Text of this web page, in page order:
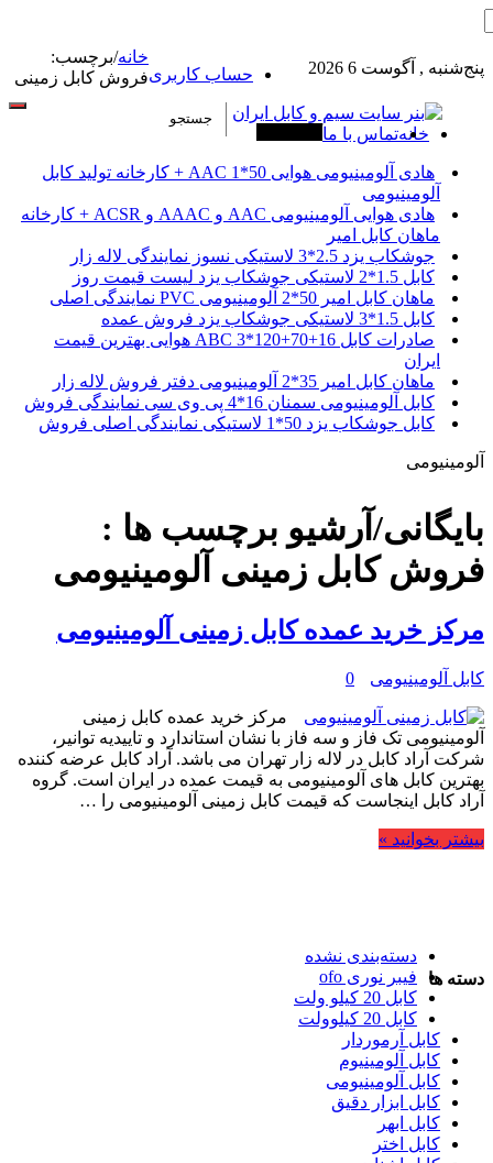
پنج‌شنبه , آگوست 6 2026 حساب کاربری
خانهتماس با ما
هادی آلومینیومی هوایی 50*1 AAC + کارخانه تولید کابل
آلومینیومی
هادی هوایی آلومینیومی AAC و AAAC و ACSR + کارخانه
ماهان کابل امیر
جوشکاب یزد 2.5*3 لاستیکی نسوز نمایندگی لاله زار
کابل 1.5*2 لاستیکی جوشکاب یزد لیست قیمت روز
ماهان کابل امیر 50*2 آلومینیومی PVC نمایندگی اصلی
کابل 1.5*3 لاستیکی جوشکاب یزد فروش عمده
صادرات کابل 16+70+120*3 ABC هوایی بهترین قیمت
ایران
ماهان کابل امیر 35*2 آلومینیومی دفتر فروش لاله زار
کابل آلومینیومی سمنان 16*4 پی وی سی نمایندگی فروش
کابل جوشکاب یزد 50*1 لاستیکی نمایندگی اصلی فروش
خانه/برچسب:
فروش کابل زمینی
آلومینیومی
بایگانی/آرشیو برچسب ها :
فروش کابل زمینی آلومینیومی
مرکز خرید عمده کابل زمینی آلومینیومی
کابل آلومینیومی 0
مرکز خرید عمده کابل زمینی
آلومینیومی تک فاز و سه فاز با نشان استاندارد و تاییدیه توانیر،
شرکت آراد کابل در لاله زار تهران می باشد. آراد کابل عرضه کننده
بهترین کابل های آلومینیومی به قیمت عمده در ایران است. گروه
آراد کابل اینجاست که قیمت کابل زمینی آلومینیومی را …
بیشتر بخوانید »
دسته ها
دسته‌بندی نشده
فیبر نوری ofo
کابل 20 کیلو ولت
کابل 20 کیلوولت
کابل آرموردار
کابل آلومینیوم
کابل آلومینیومی
کابل ابزار دقیق
کابل ابهر
کابل اختر